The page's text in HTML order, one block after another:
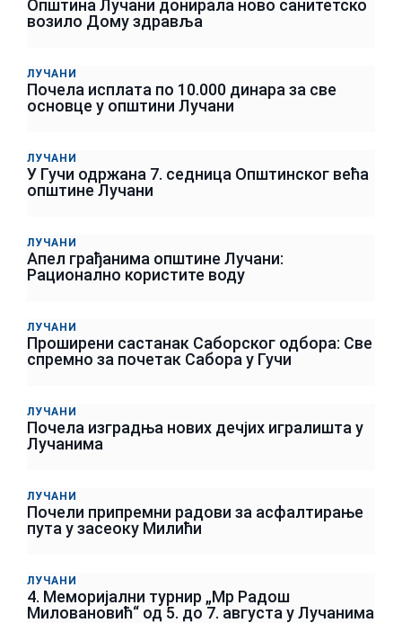
Општина Лучани донирала ново санитетско
возило Дому здравља
ЛУЧАНИ
Почела исплата по 10.000 динара за све
основце у општини Лучани
ЛУЧАНИ
У Гучи одржана 7. седница Општинског већа
општине Лучани
ЛУЧАНИ
Апел грађанима општине Лучани:
Рационално користите воду
ЛУЧАНИ
Проширени састанак Саборског одбора: Све
спремно за почетак Сабора у Гучи
ЛУЧАНИ
Почела изградња нових дечјих игралишта у
Лучанима
ЛУЧАНИ
Почели припремни радови за асфалтирање
пута у засеоку Милићи
ЛУЧАНИ
4. Меморијални турнир „Мр Радош
Миловановић“ од 5. до 7. августа у Лучанима